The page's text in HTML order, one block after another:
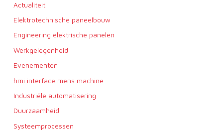
Actualiteit
Elektrotechnische paneelbouw
Engineering elektrische panelen
Werkgelegenheid
Evenementen
hmi interface mens machine
Industriële automatisering
Duurzaamheid
Systeemprocessen